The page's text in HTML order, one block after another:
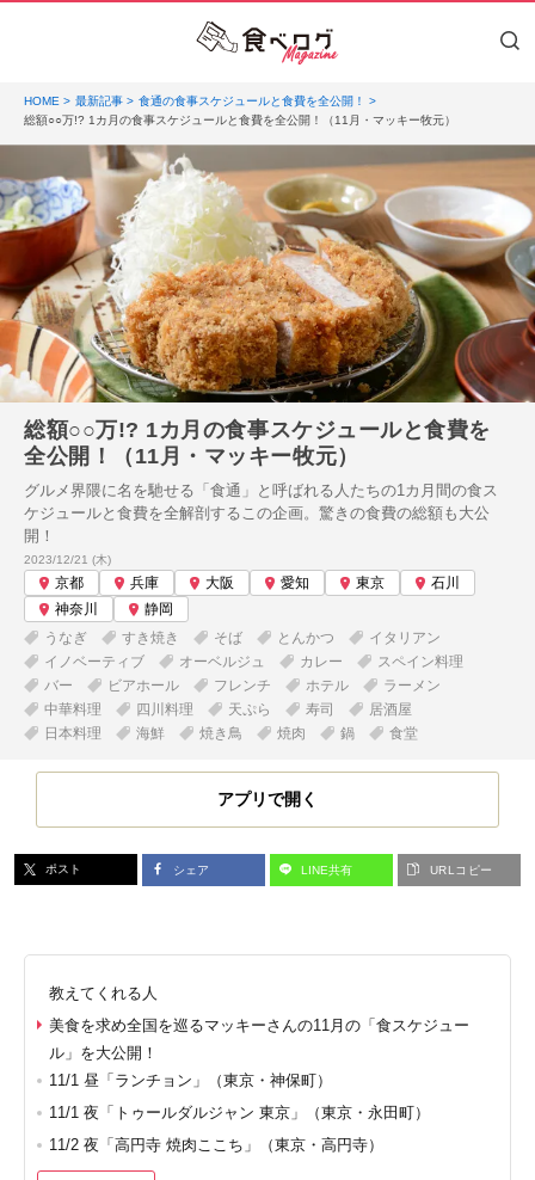
HOME 最新記事
食通の食事スケジュールと食費を全公開！
総額○○万!? 1カ月の食事スケジュールと食費を全公開！（11月・マッキー牧元）
総額○○万!? 1カ月の食事スケジュールと食費を
全公開！（11月・マッキー牧元）
グルメ界隈に名を馳せる「食通」と呼ばれる人たちの1カ月間の食ス
ケジュールと食費を全解剖するこの企画。驚きの食費の総額も大公
開！
投稿日:
2023/12/21 (木)
京都 兵庫 大阪 愛知 東京
石川
神奈川
静岡
うなぎ
すき焼き そば とんかつ
イタリアン
イノベーティブ
オーベルジュ カレー
スペイン料理
バー
ビアホール フレンチ ホテル
ラーメン
中華料理
四川料理 天ぷら 寿司
居酒屋
日本料理
海鮮 焼き鳥 焼肉 鍋 食堂
アプリで開く
ポスト シェア LINE共有 URLコピー
教えてくれる人
美食を求め全国を巡るマッキーさんの11月の「食スケジュー
ル」を大公開！
11/1 昼「ランチョン」（東京・神保町）
11/1 夜「トゥールダルジャン 東京」（東京・永田町）
11/2 夜「高円寺 焼肉ここち」（東京・高円寺）